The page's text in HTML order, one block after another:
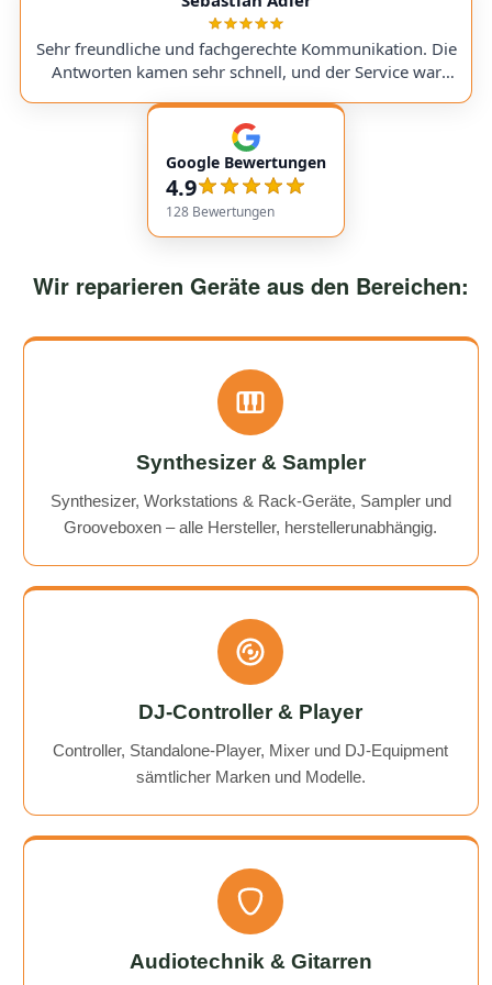
sent in my Victory V4 Amp (Duchess). While waiting for
a replacement part, I was always kept fully informed. I
would use them again anytime!
Sehr freundliche und fachgerechte Kommunikation. Die
Antworten kamen sehr schnell, und der Service war
empfehlenswert! Very friendly and professional
communication. Responses came very quickly, and the
service overall was extremely friendly and reliable.
Highly recommended!
Google Bewertungen
4.9
128 Bewertungen
Wir reparieren Geräte aus den Bereichen:
Synthesizer & Sampler
Synthesizer, Workstations & Rack-Geräte, Sampler und
Grooveboxen – alle Hersteller, herstellerunabhängig.
DJ-Controller & Player
Controller, Standalone-Player, Mixer und DJ-Equipment
sämtlicher Marken und Modelle.
Audiotechnik & Gitarren